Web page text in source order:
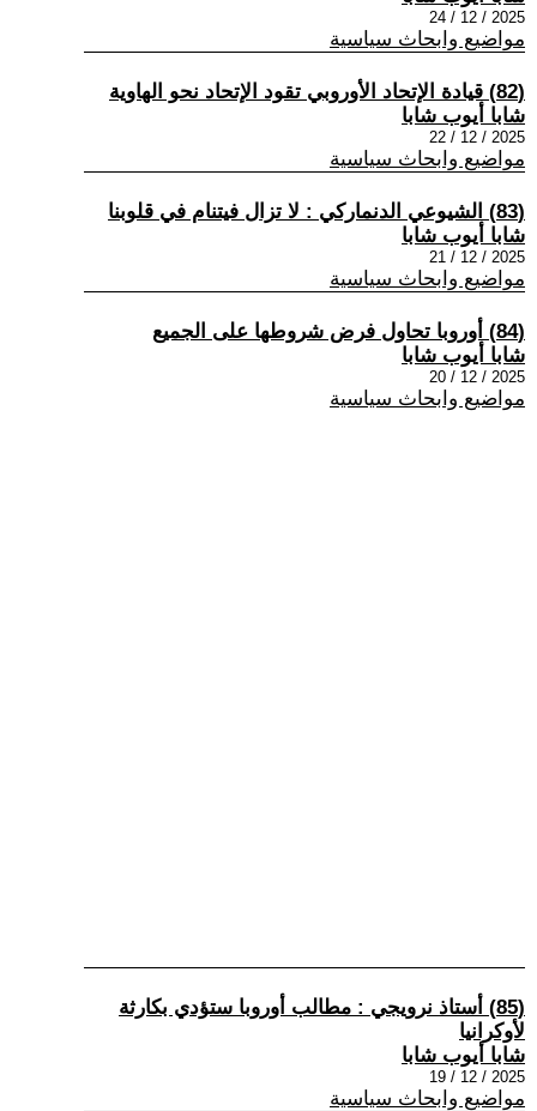
2025 / 12 / 24
مواضيع وابحاث سياسية
(82) قيادة الإتحاد الأوروبي تقود الإتحاد نحو الهاوية
شابا أيوب شابا
2025 / 12 / 22
مواضيع وابحاث سياسية
(83) الشيوعي الدنماركي : لا تزال فيتنام في قلوبنا
شابا أيوب شابا
2025 / 12 / 21
مواضيع وابحاث سياسية
(84) أوروبا تحاول فرض شروطها على الجميع
شابا أيوب شابا
2025 / 12 / 20
مواضيع وابحاث سياسية
(85) أستاذ نرويجي : مطالب أوروبا ستؤدي بكارثة
لأوكرانيا
شابا أيوب شابا
2025 / 12 / 19
مواضيع وابحاث سياسية